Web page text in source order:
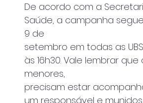
De acordo com a
Saúde, a campanha
9 de
setembro em todas as
às 16h30. Vale lembrar que
menores,
precisam estar
um responsável e